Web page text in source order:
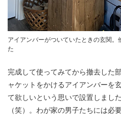
アイアンバーがついていたときの玄関。
た
完成して使ってみてから撤去した
ャケットをかけるアイアンバーを
て欲しいという思いで設置しまし
（笑）。わが家の男子たちには必